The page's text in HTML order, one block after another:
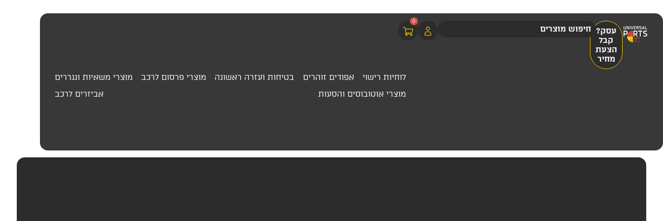
עסק?
קבל
הצעת
מחיר
0
לוחיות רישוי אפודים זוהרים בטיחות ועזרה ראשונה מוצרי פרסום לרכב
מוצרי משאיות ונגררים
מוצרי אוטובוסים והסעות
אביזרים לרכב